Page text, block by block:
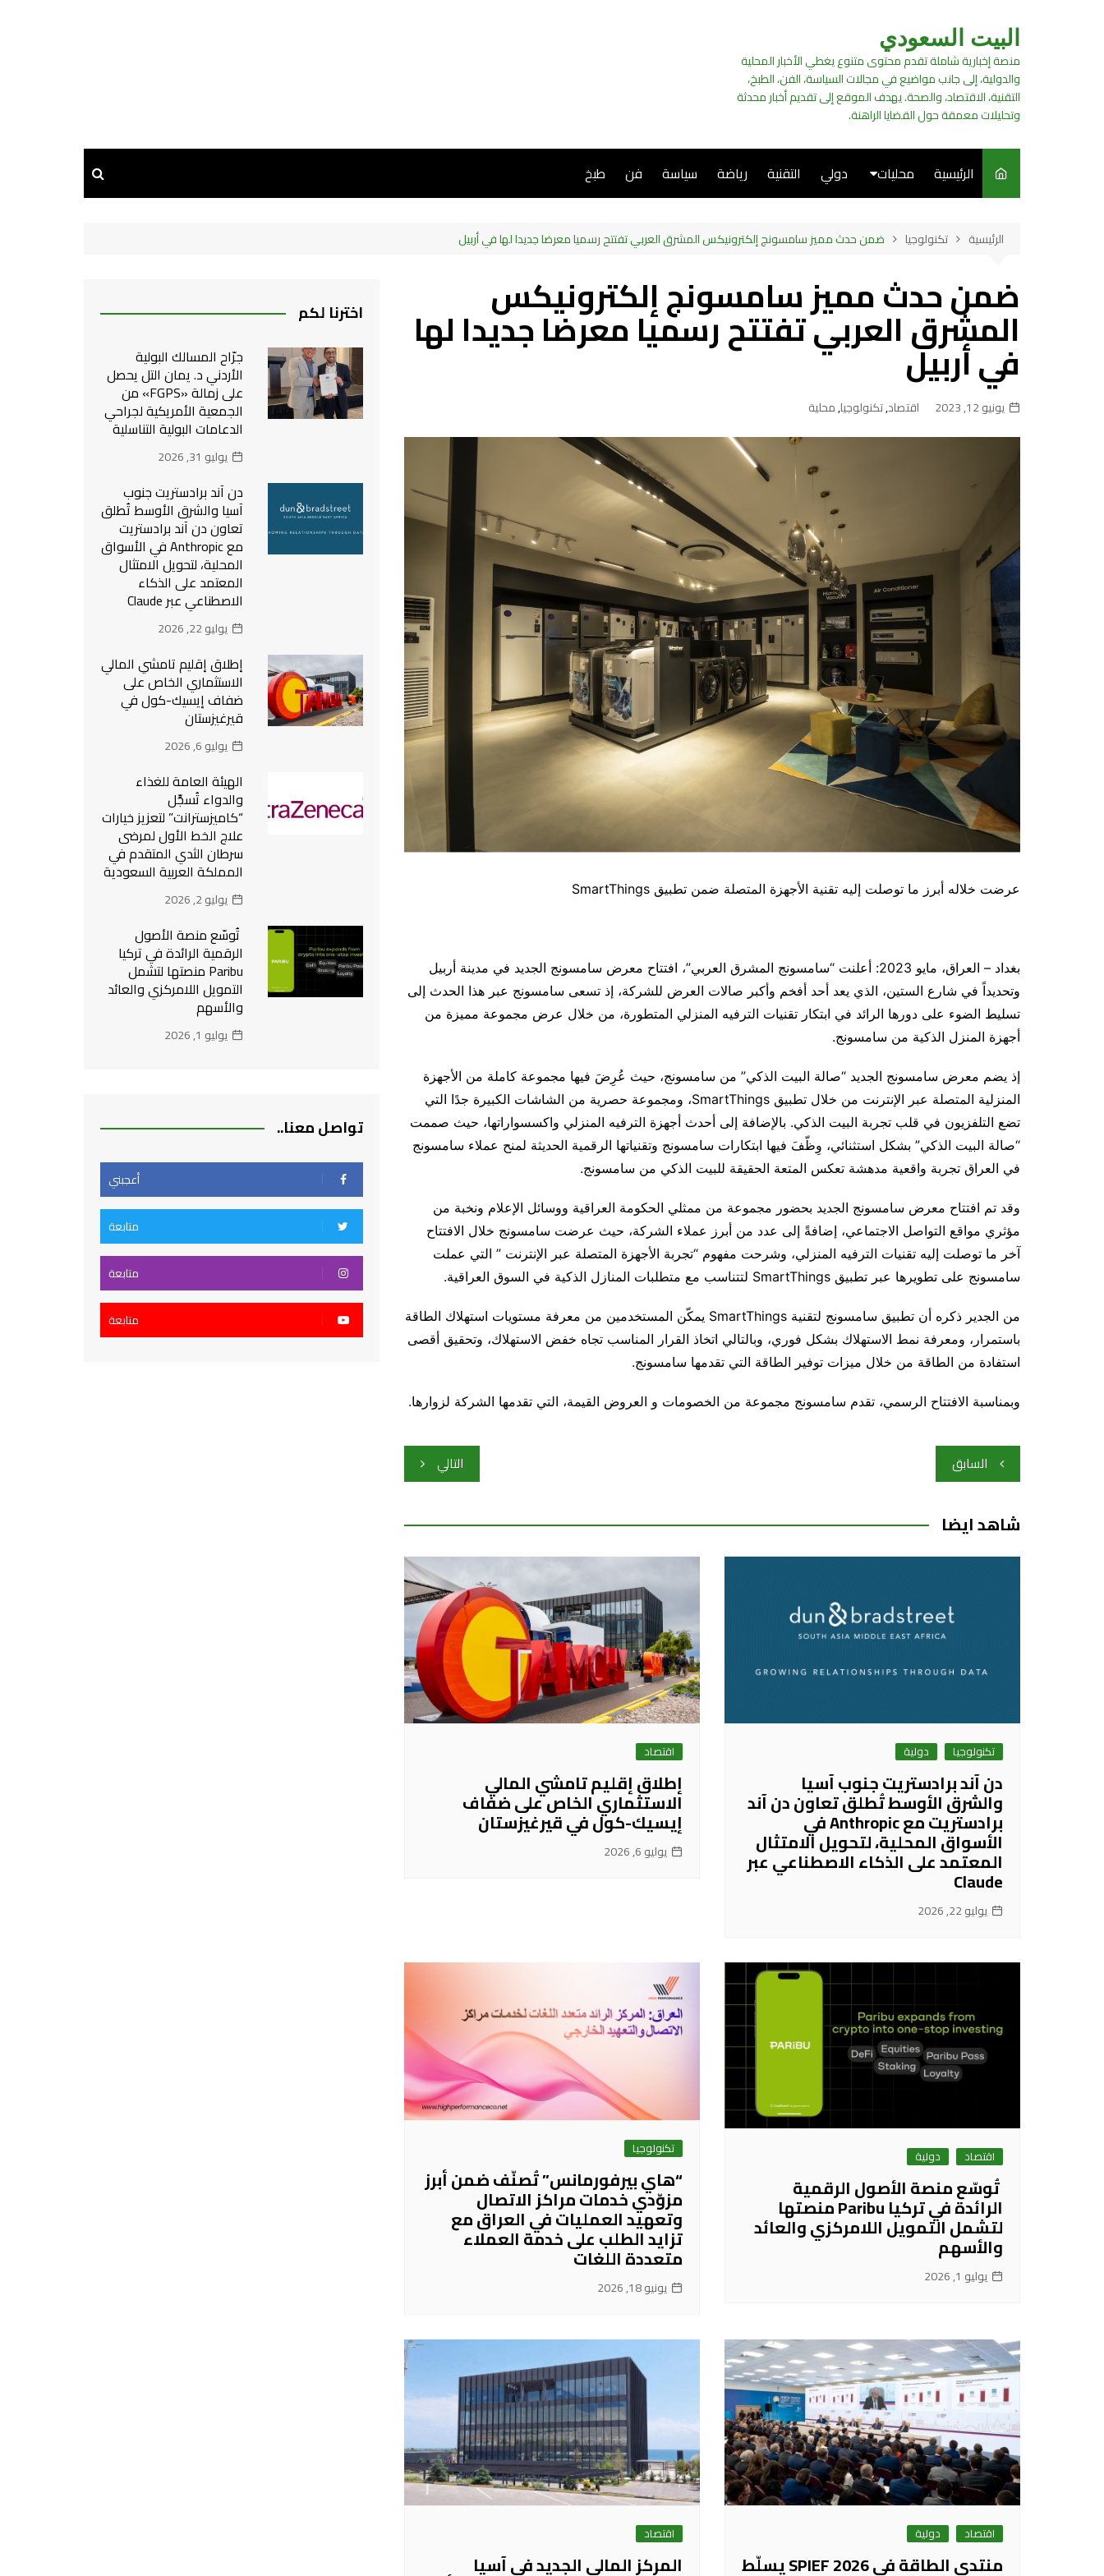
البيت السعودي
منصة إخبارية شاملة تقدم محتوى متنوع يغطي الأخبار المحلية
والدولية، إلى جانب مواضيع في مجالات السياسة، الفن، الطبخ،
التقنية، الاقتصاد، والصحة. يهدف الموقع إلى تقديم أخبار محدثة
وتحليلات معمقة حول القضايا الراهنة.
الرئيسية محليات
طبخ
دولي التقنية رياضة سياسة فن طبخ
الرئيسية تكنولوجيا ضمن حدث مميز سامسونج إلكترونيكس المشرق العربي تفتتح رسميا معرضا جديدا لها في أربيل
ضمن حدث مميز سامسونج إلكترونيكس
المشرق العربي تفتتح رسميا معرضا جديدا لها
في أربيل
يونيو 12, 2023 اقتصاد,تكنولوجيا,محلية
عرضت خلاله أبرز ما توصلت إليه تقنية الأجهزة المتصلة ضمن تطبيق SmartThings
بغداد – العراق، مايو 2023: أعلنت “سامسونج المشرق العربي”، افتتاح معرض سامسونج الجديد في مدينة أربيل
وتحديداً في شارع الستين، الذي يعد أحد أفخم وأكبر صالات العرض للشركة، إذ تسعى سامسونج عبر هذا الحدث إلى
تسليط الضوء على دورها الرائد في ابتكار تقنيات الترفيه المنزلي المتطورة، من خلال عرض مجموعة مميزة من
أجهزة المنزل الذكية من سامسونج.
إذ يضم معرض سامسونج الجديد “صالة البيت الذكي” من سامسونج، حيث عُرِضَ فيها مجموعة كاملة من الأجهزة
المنزلية المتصلة عبر الإنترنت من خلال تطبيق SmartThings، ومجموعة حصرية من الشاشات الكبيرة جدًا التي
تضع التلفزيون في قلب تجربة البيت الذكي. بالإضافة إلى أحدث أجهزة الترفيه المنزلي واكسسواراتها، حيث صممت
“صالة البيت الذكي” بشكل استثنائي، وِظّفَ فيها ابتكارات سامسونج وتقنياتها الرقمية الحديثة لمنح عملاء سامسونج
في العراق تجربة واقعية مدهشة تعكس المتعة الحقيقة للبيت الذكي من سامسونج.
وقد تم افتتاح معرض سامسونج الجديد بحضور مجموعة من ممثلي الحكومة العراقية ووسائل الإعلام ونخبة من
مؤثري مواقع التواصل الاجتماعي، إضافةً إلى عدد من أبرز عملاء الشركة، حيث عرضت سامسونج خلال الافتتاح
آخر ما توصلت إليه تقنيات الترفيه المنزلي، وشرحت مفهوم “تجربة الأجهزة المتصلة عبر الإنترنت ” التي عملت
سامسونج على تطويرها عبر تطبيق SmartThings لتتناسب مع متطلبات المنازل الذكية في السوق العراقية.
من الجدير ذكره أن تطبيق سامسونج لتقنية SmartThings يمكّن المستخدمين من معرفة مستويات استهلاك الطاقة
باستمرار، ومعرفة نمط الاستهلاك بشكل فوري، وبالتالي اتخاذ القرار المناسب تجاه خفض الاستهلاك، وتحقيق أقصى
استفادة من الطاقة من خلال ميزات توفير الطاقة التي تقدمها سامسونج.
وبمناسبة الافتتاح الرسمي، تقدم سامسونج مجموعة من الخصومات و العروض القيمة، التي تقدمها الشركة لزوارها.
تصفّح
المقالات
السابق التالي
شاهد ايضا
تكنولوجيا دولية
دن آند برادستريت جنوب آسيا
والشرق الأوسط تُطلق تعاون دن آند
برادستريت مع Anthropic في
الأسواق المحلية، لتحويل الامتثال
المعتمد على الذكاء الاصطناعي عبر
Claude
يوليو 22, 2026
اقتصاد
إطلاق إقليم تامشي المالي
الاستثماري الخاص على ضفاف
إيسيك-كول في قيرغيزستان
يوليو 6, 2026
اقتصاد دولية
تُوسّع منصة الأصول الرقمية
الرائدة في تركيا Paribu منصتها
لتشمل التمويل اللامركزي والعائد
والأسهم
يوليو 1, 2026
تكنولوجيا
“هاي بيرفورمانس” تُصنّف ضمن أبرز
مزوّدي خدمات مراكز الاتصال
وتعهيد العمليات في العراق مع
تزايد الطلب على خدمة العملاء
متعددة اللغات
يونيو 18, 2026
اقتصاد دولية
منتدى الطاقة في SPIEF 2026 يسلّط
اقتصاد
المركز المالي الجديد في آسيا
اخترنا لكم
جرّاح المسالك البولية
الأردني د. يمان التل يحصل
على زمالة «FGPS» من
الجمعية الأمريكية لجراحي
الدعامات البولية التناسلية
يوليو 31, 2026
دن آند برادستريت جنوب
آسيا والشرق الأوسط تُطلق
تعاون دن آند برادستريت
مع Anthropic في الأسواق
المحلية، لتحويل الامتثال
المعتمد على الذكاء
الاصطناعي عبر Claude
يوليو 22, 2026
إطلاق إقليم تامشي المالي
الاستثماري الخاص على
ضفاف إيسيك-كول في
قيرغيزستان
يوليو 6, 2026
الهيئة العامة للغذاء
والدواء تُسجِّل
“كاميزسترانت” لتعزيز خيارات
علاج الخط الأول لمرضى
سرطان الثدي المتقدم في
المملكة العربية السعودية
يوليو 2, 2026
تُوسّع منصة الأصول
الرقمية الرائدة في تركيا
Paribu منصتها لتشمل
التمويل اللامركزي والعائد
والأسهم
يوليو 1, 2026
تواصل معنا..
أعجبني
متابعة
متابعة
متابعة